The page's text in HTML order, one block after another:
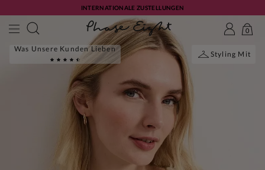
INTERNATIONALE ZUSTELLUNGEN
0
Was Unsere Kunden Lieben
Styling Mit